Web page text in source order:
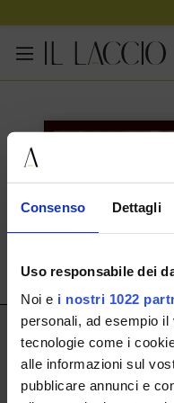
Consenso Dettagli
Uso responsabile dei
Noi e i nostri 1022
personali, ad esempio
tecnologie come i
alle informazioni sul
pubblicare annunci e
Via Cassala 20 25126
+393291008001
IL